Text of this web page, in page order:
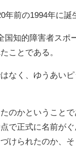
年前の1994年に誕
国知的障害者スポ
ことである。
なく、ゆうあい
のかということ
で正式に名前が
けられたのか、